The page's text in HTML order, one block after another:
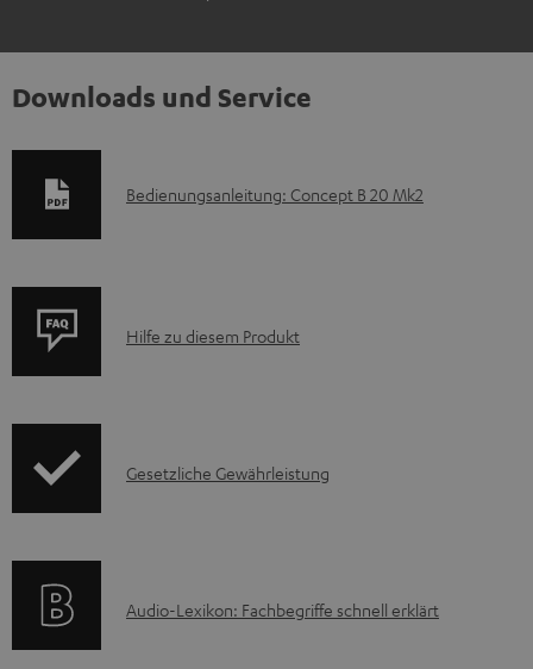
Downloads und Service
D
m
e
H
Bedienungsanleitung: Concept B 20 Mk2
P
u
A
Hilfe zu diesem Produkt
I
r
Gesetzliche Gewährleistung
A
Audio-Lexikon: Fachbegriffe schnell erklärt